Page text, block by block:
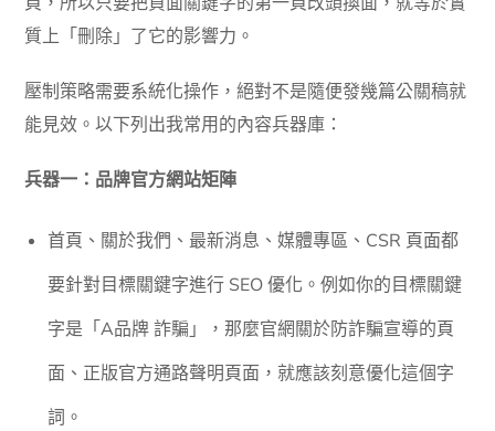
質上「刪除」了它的影響力。
壓制策略需要系統化操作，絕對不是隨便發幾篇公關稿就
能見效。以下列出我常用的內容兵器庫：
兵器一：品牌官方網站矩陣
首頁、關於我們、最新消息、媒體專區、CSR 頁面都
要針對目標關鍵字進行 SEO 優化。例如你的目標關鍵
字是「A品牌 詐騙」，那麼官網關於防詐騙宣導的頁
面、正版官方通路聲明頁面，就應該刻意優化這個字
詞。